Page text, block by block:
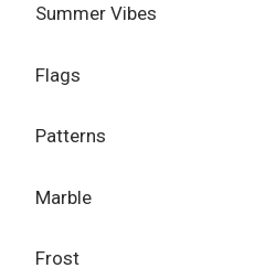
Summer Vibes
Flags
Patterns
Marble
Frost